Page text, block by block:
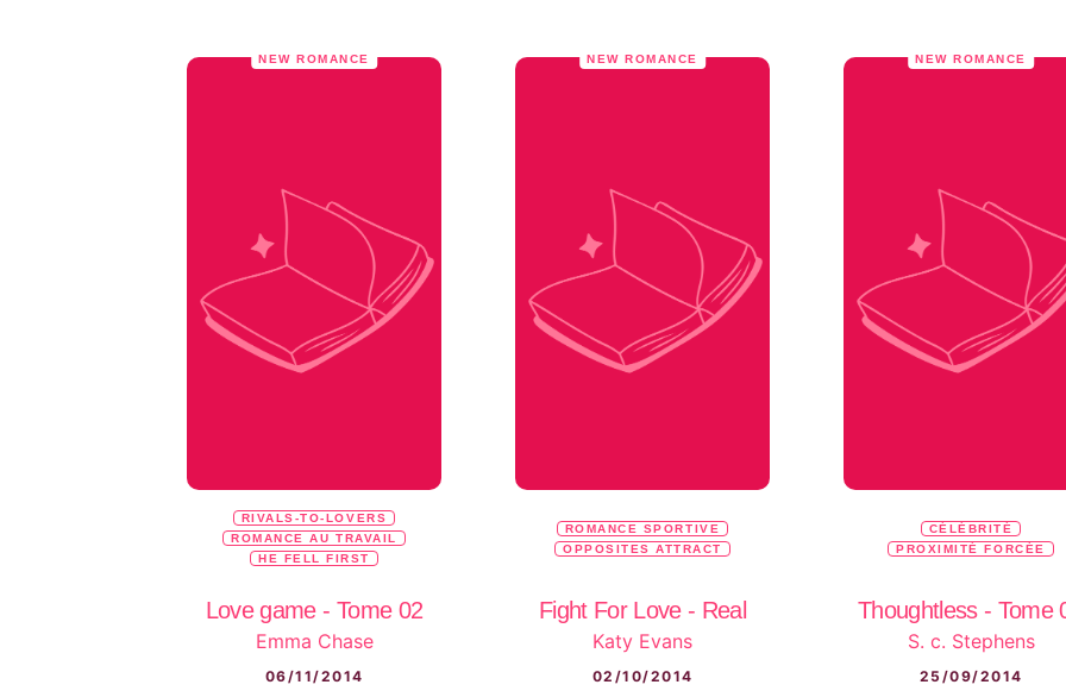
NEW ROMANCE
RIVALS-TO-LOVERS
ROMANCE AU TRAVAIL
HE FELL FIRST
Love game - Tome 02
Emma Chase
06/11/2014
NEW ROMANCE
ROMANCE SPORTIVE
OPPOSITES ATTRACT
Fight For Love - Real
Katy Evans
02/10/2014
NEW ROMANCE
CÉLÉBRITÉ
PROXIMITÉ FORCÉE
Thoughtless - Tome
S. c. Stephens
25/09/2014